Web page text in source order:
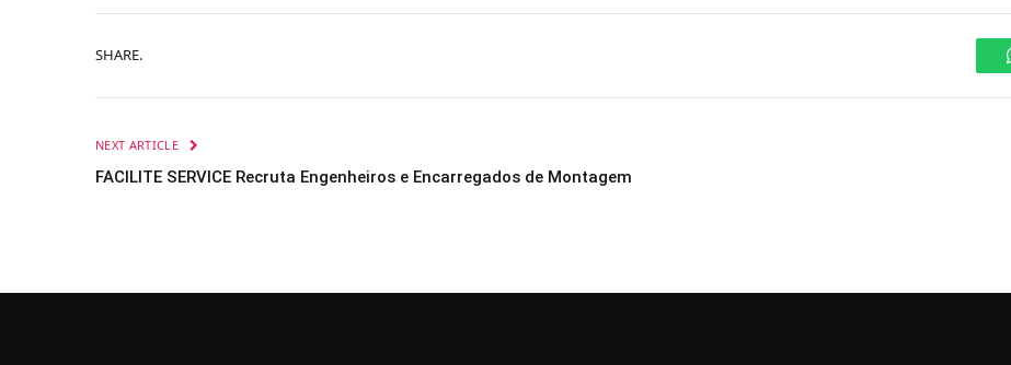
SHARE.
NEXT ARTICLE
FACILITE SERVICE Recruta Engenheiros e Encarregados de Montagem